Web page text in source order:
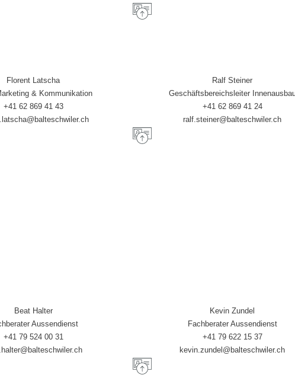
Florent Latscha
& Kommunikation
+41 62 869 41 43
Ralf Steiner
Geschäftsbereichsleiter
+41 62 869 41 24
ralf.steiner@balteschwiler.ch
Beat Halter
Aussendienst
+41 79 524 00 31
Kevin Zundel
Fachberater Aussendienst
+41 79 622 15 37
kevin.zundel@balteschwiler.ch